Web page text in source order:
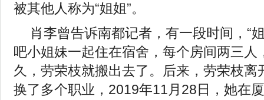
被其他人称为“姐姐”。
肖李曾告诉南都记者，有一段时间，“
吧小姐妹一起住在宿舍，每个房间两三人
久，劳荣枝就搬出去了。后来，劳荣枝离
换了多个职业，2019年11月28日，她在